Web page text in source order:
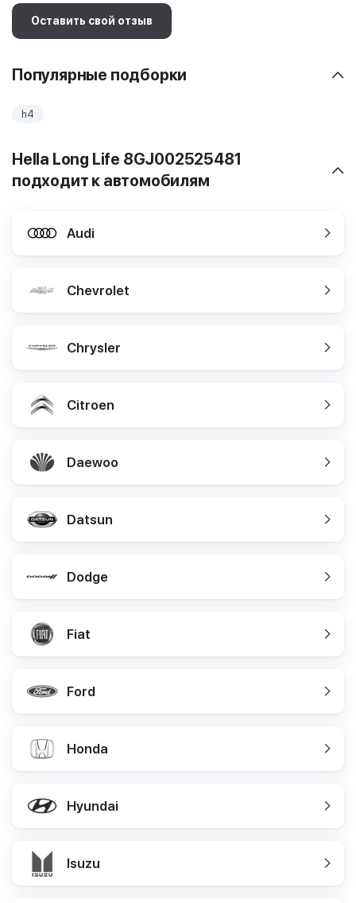
Оставить свой отзыв
Популярные подборки
h4
Hella Long Life 8GJ002525481
подходит к автомобилям
Audi
Chevrolet
Chrysler
Citroen
Daewoo
Datsun
Dodge
Fiat
Ford
Honda
Hyundai
Isuzu